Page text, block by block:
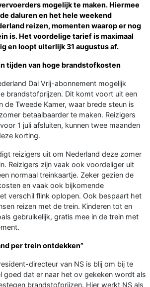
mogelijk te maken. Hiermee
daluren en het hele weekend
reizen, momenten waarop er nog
is. Het voordelige tarief is maximaal
en loopt uiterlijk 31 augustus af.
tijden van hoge brandstofkosten
Dal Vrij-abonnement mogelijk
brandstofprijzen. Dit komt voort uit een
de Tweede Kamer, waar brede steun is
betaalbaarder te maken. Reizigers
1 juli afsluiten, kunnen twee maanden
korting.
reizigers uit om Nederland deze zomer
Reizigers zijn vaak ook voordeliger uit
normaal treinkaartje. Zeker gezien de
en vaak ook bijkomende
verschil flink oplopen. Ook bespaart het
reizen met de trein. Kinderen tot en
gebruikelijk, gratis mee in de trein met
per trein ontdekken”
directeur van NS is blij om bij te
goed dat er naar het ov gekeken wordt als
brandstofprijzen. Hier werkt NS als